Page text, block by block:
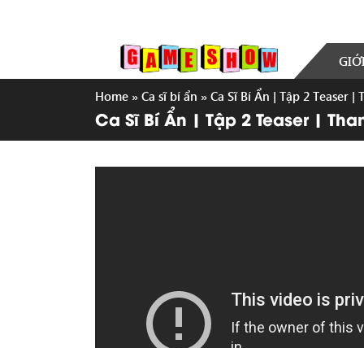
Home » Ca sĩ bí ẩn » Ca Sĩ Bí Ẩn | Tập 2 Teaser
Ca Sĩ Bí Ẩn | Tập 2 Teaser |